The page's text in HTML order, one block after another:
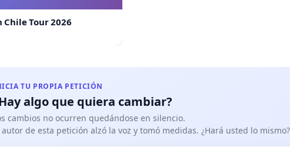
Chile Tour 2026
TU PROPIA PETICIÓN
algo que quiera cambiar?
cambios no ocurren quedándose en silencio.
autor de esta petición alzó la voz y tomó medidas. ¿Hará usted lo mismo?